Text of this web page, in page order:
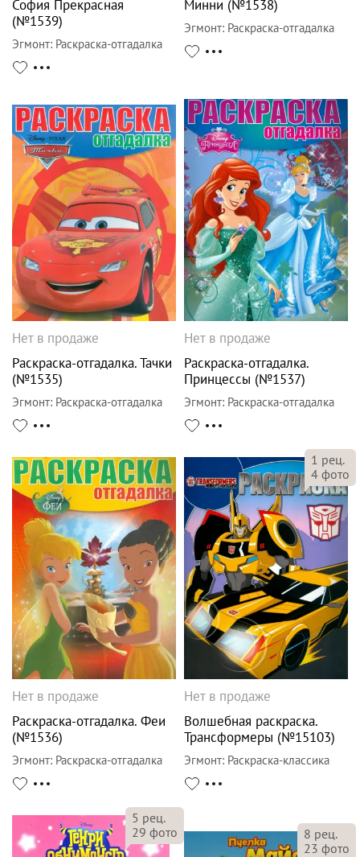
София Прекрасная
(№1539)
Эгмонт: Раскраска-отгадалка
Минни (№1538)
Эгмонт: Раскраска-отгадалка
Нет в продаже
Раскраска-отгадалка. Тачки
(№1535)
Эгмонт: Раскраска-отгадалка
Нет в продаже
Раскраска-отгадалка.
Принцессы (№1537)
Эгмонт: Раскраска-отгадалка
Нет в продаже
Раскраска-отгадалка. Феи
(№1536)
Эгмонт: Раскраска-отгадалка
1 рец.
4 фото
Нет в продаже
Волшебная раскраска.
Трансформеры (№15103)
Эгмонт: Раскраска-классика
5 рец.
29 фото 8 рец.
23 фото